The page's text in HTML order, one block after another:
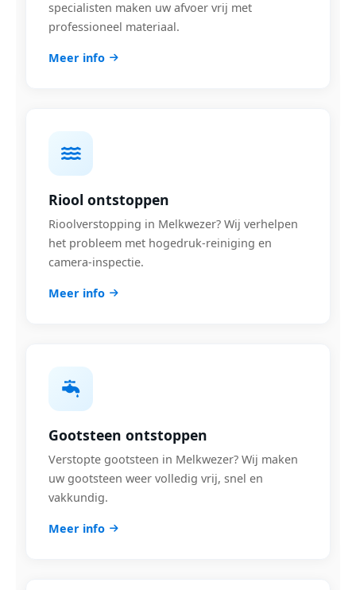
specialisten maken uw afvoer vrij met
professioneel materiaal.
Meer info
Riool ontstoppen
Rioolverstopping in Melkwezer? Wij verhelpen
het probleem met hogedruk-reiniging en
camera-inspectie.
Meer info
Gootsteen ontstoppen
Verstopte gootsteen in Melkwezer? Wij maken
uw gootsteen weer volledig vrij, snel en
vakkundig.
Meer info